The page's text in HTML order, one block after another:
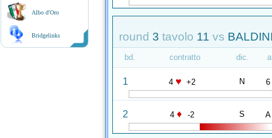
Albo d'Oro
Bridgelinks round 3 tavolo 11 vs
bd. contratto dic.
1 4 ♥ +2 N 6
2 4 ♦ -2 S A